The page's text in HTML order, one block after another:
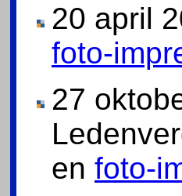
20 april
foto-
27
en foto-